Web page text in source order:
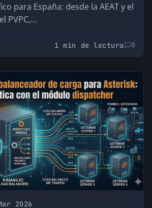
para España: desde la AEAT y el
PVPC,…
1 min de lectura 0
2026